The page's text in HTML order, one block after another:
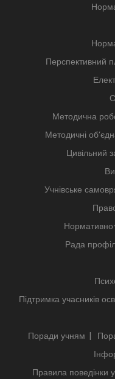
Перспективний
Методична
Методичні
Цивільний
Учнівське
Рада
Підтримка учасників
Поради учням
Правила поведінки